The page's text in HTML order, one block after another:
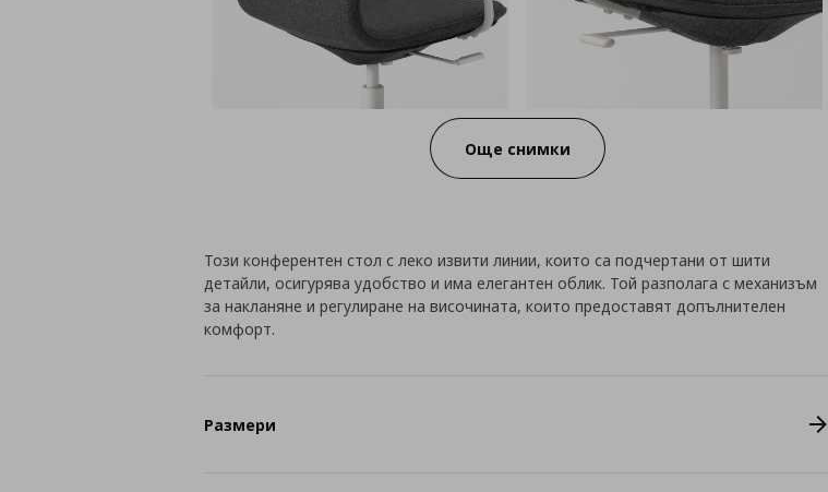
Още снимки
Този конферентен стол с леко извити линии, които са подчертани от шити
детайли, осигурява удобство и има елегантен облик. Той разполага с механизъм
за накланяне и регулиране на височината, които предоставят допълнителен
комфорт.
Размери